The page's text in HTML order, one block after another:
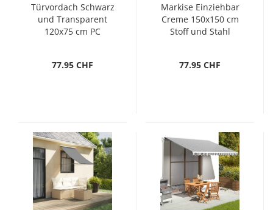
Türvordach Schwarz
und Transparent
120x75 cm PC
77.95 CHF
Markise Einziehbar
Creme 150x150 cm
Stoff und Stahl
77.95 CHF